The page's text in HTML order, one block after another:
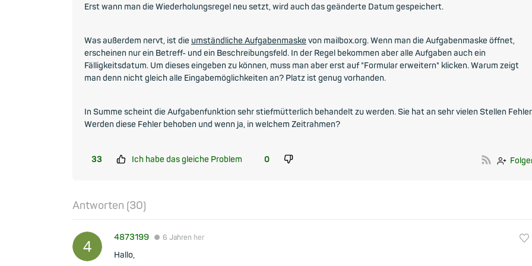
Erst wann man die Wiederholungsregel neu setzt, wird auch das geänderte Datum gespeichert.
Was außerdem nervt, ist die umständliche Aufgabenmaske von mailbox.org. Wenn man die Aufgabenmaske öffnet,
erscheinen nur ein Betreff- und ein Beschreibungsfeld. In der Regel bekommen aber alle Aufgaben auch ein
Fälligkeitsdatum. Um dieses eingeben zu können, muss man aber erst auf "Formular erweitern" klicken. Warum zeigt
man denn nicht gleich alle Eingabemöglichkeiten an? Platz ist genug vorhanden.
In Summe scheint die Aufgabenfunktion sehr stiefmütterlich behandelt zu werden. Sie hat an sehr vielen Stellen
Werden diese Fehler behoben und wenn ja, in welchem Zeitrahmen?
33 Ich habe das gleiche Problem 0
Antworten (30)
4873199 ● 6 Jahren her
Hallo,